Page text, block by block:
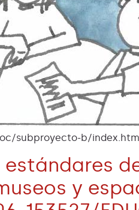
subproyecto-b/
estándares
y